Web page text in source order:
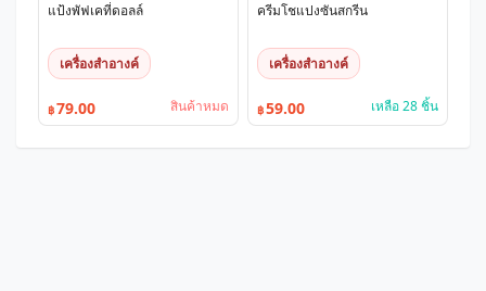
แป้งพัฟเคที่ดอลล์
เครื่องสำอางค์
฿79.00 สินค้าหมด
ครีมโชแปงซันสกรีน
เครื่องสำอางค์
฿59.00 เหลือ 28 ชิ้น